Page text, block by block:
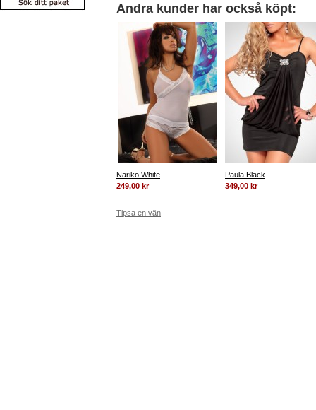
Andra kunder har också köpt:
Nariko White
249,00 kr
Paula Black
349,00 kr
Tipsa en vän